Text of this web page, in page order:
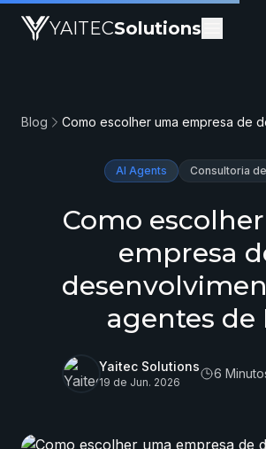
YAITECSolutions
Blog
AI Agents Consultoria
Como
empresa
agentes de
Yaitec Solutions
19 de Jun. 2026
6